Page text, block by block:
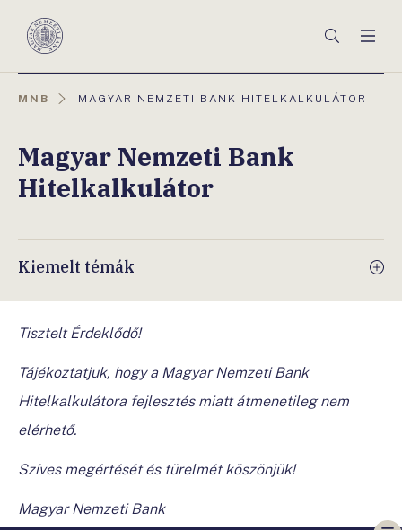
Magyar
Keresés
MNB
AKTUÁLIS
MAGYAR NEMZETI BANK HITELKALKULÁTOR
Magyar Nemzeti Bank
Hitelkalkulátor
Kiemelt témák
Tisztelt Érdeklődő!
Tájékoztatjuk, hogy a Magyar Nemzeti Bank
Hitelkalkulátora fejlesztés miatt átmenetileg nem
elérhető.
Szíves megértését és türelmét köszönjük!
Magyar Nemzeti Bank